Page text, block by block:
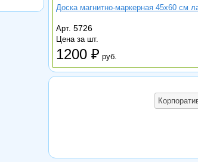
Доска магнитно-маркерная 45x60 см
Арт.5726
Цена за шт.
1200 руб.